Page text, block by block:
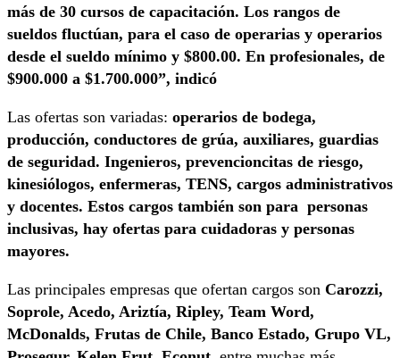
más de 30 cursos de capacitación. Los rangos de
sueldos fluctúan, para el caso de operarias y operarios
desde el sueldo mínimo y $800.00. En profesionales, de
$900.000 a $1.700.000”, indicó
Las ofertas son variadas: operarios de bodega,
producción, conductores de grúa, auxiliares, guardias
de seguridad. Ingenieros, prevencioncitas de riesgo,
kinesiólogos, enfermeras, TENS, cargos administrativos
y docentes. Estos cargos también son para personas
inclusivas, hay ofertas para cuidadoras y personas
mayores.
Las principales empresas que ofertan cargos son Carozzi,
Soprole, Acedo, Ariztía, Ripley, Team Word,
McDonalds, Frutas de Chile, Banco Estado, Grupo VL,